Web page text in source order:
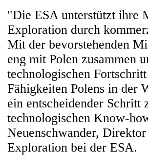
"Die ESA unterstützt ihre
Exploration durch
Mit der bevorstehenden
eng mit Polen zusammen
technologischen
Fähigkeiten Polens in der
ein entscheidender
technologischen Know-
Neuenschwander,
Exploration bei der ESA.